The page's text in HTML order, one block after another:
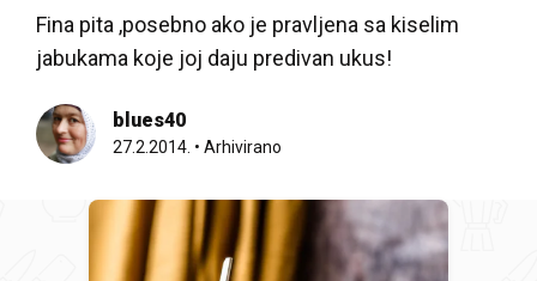
Fina pita ,posebno ako je pravljena sa kiselim
jabukama koje joj daju predivan ukus!
blues40
27.2.2014. • Arhivirano